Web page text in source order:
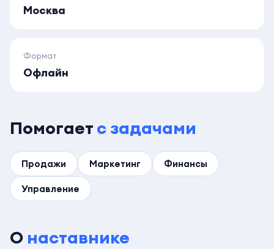
Москва
Формат
Офлайн
Помогаетс задачами
Продажи Маркетинг Финансы
Управление
О наставнике